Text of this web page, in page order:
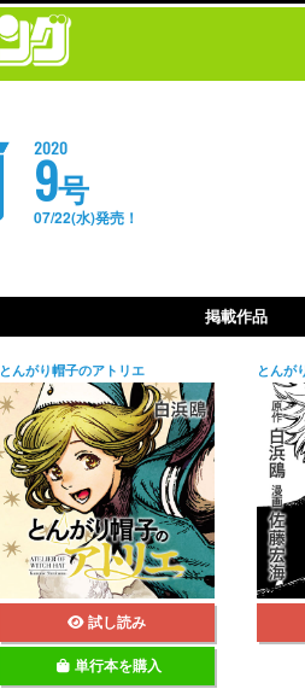
2020
9号
07/22(水)発売！
掲載作品
とんがり帽子のアトリエ
試し読み
単行本を購入
とんが